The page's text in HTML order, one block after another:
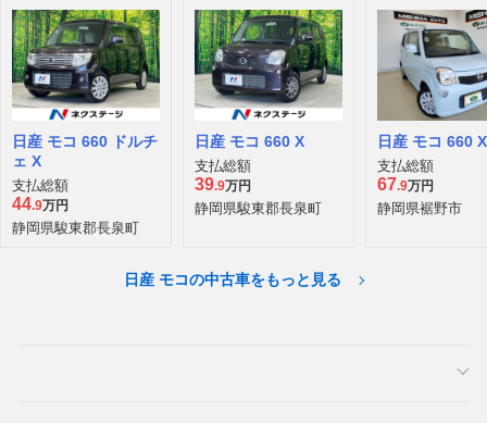
日産 モコ 660 ドルチ
ェ X
支払総額
44.9万円
静岡県駿東郡長泉町
日産 モコ 660 X
支払総額
39.9万円
静岡県駿東郡長泉町
日産 モコ 660 X
支払総額
67.9万円
静岡県裾野市
日産 モコの中古車をもっと見る